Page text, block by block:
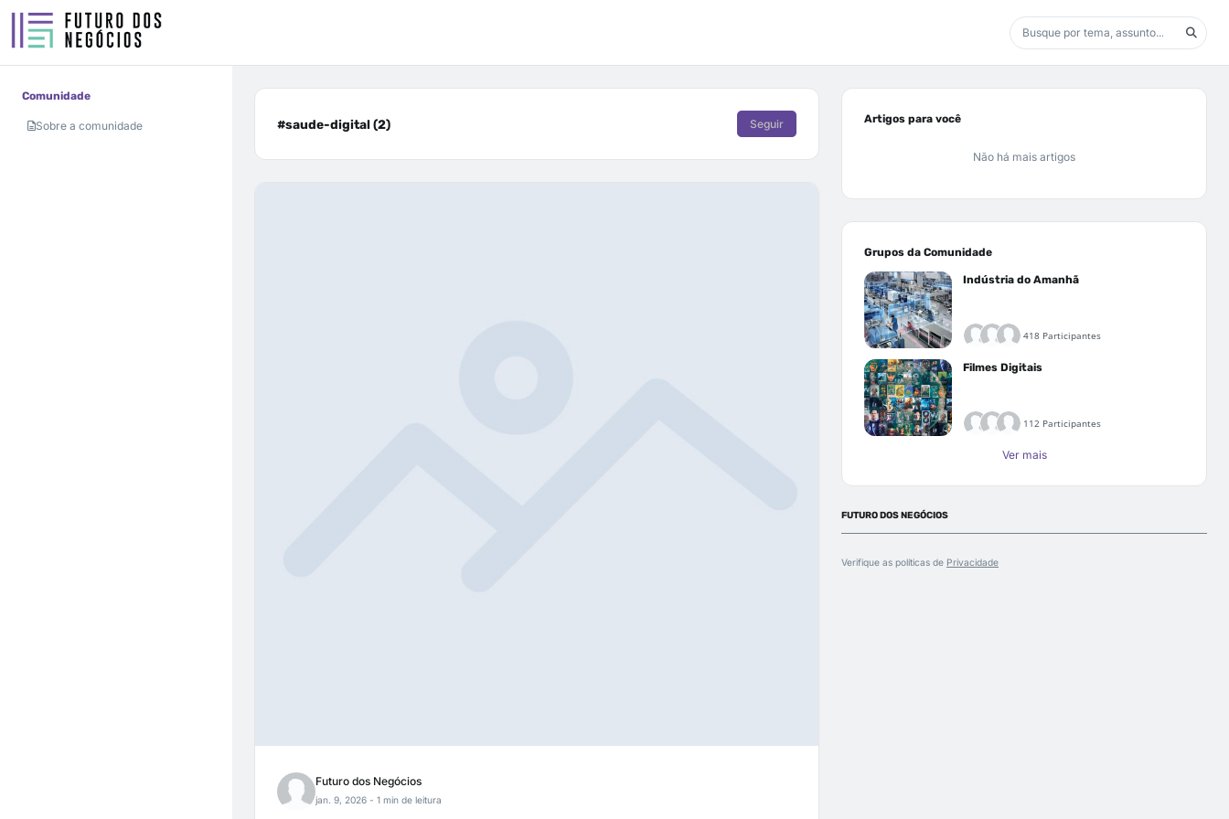
Comunidade
Sobre a comunidade #saude-digital (2) Seguir
Futuro dos Negócios
jan. 9, 2026 - 1 min de leitura
Artigos para você
Não há mais artigos
Grupos da Comunidade
Indústria do Amanhã
418 Participantes
Filmes Digitais
112 Participantes
Ver mais
FUTURO DOS NEGÓCIOS
Verifique as políticas de Privacidade